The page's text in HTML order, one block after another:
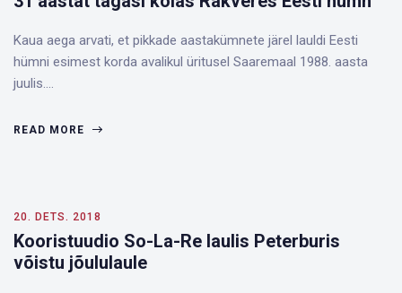
Kaua aega arvati, et pikkade aastakümnete järel lauldi Eesti
hümni esimest korda avalikul üritusel Saaremaal 1988. aasta
juulis.…
READ MORE
20. DETS. 2018
Kooristuudio So-La-Re laulis Peterburis
võistu jõululaule